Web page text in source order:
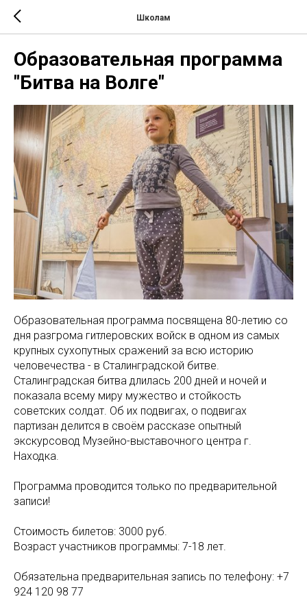
Школам
Образовательная программа
"Битва на Волге"
Образовательная программа посвящена 80-летию со
дня разгрома гитлеровских войск в одном из самых
крупных сухопутных сражений за всю историю
человечества - в Сталинградской битве.
Сталинградская битва длилась 200 дней и ночей и
показала всему миру мужество и стойкость
советских солдат. Об их подвигах, о подвигах
партизан делится в своём рассказе опытный
экскурсовод Музейно-выставочного центра г.
Находка.
Программа проводится только по предварительной
записи!
Стоимость билетов: 3000 руб.
Возраст участников программы: 7-18 лет.
Обязательна предварительная запись по телефону: +7
924 120 98 77